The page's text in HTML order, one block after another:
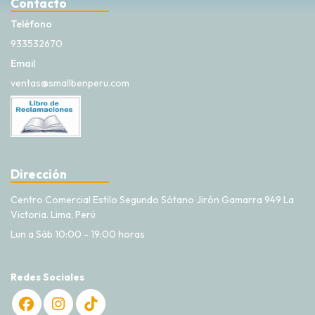
Contacto
Teléfono
933532670
Email
ventas@smallbenperu.com
Dirección
Centro Comercial Estilo Segundo Sótano Jirón Gamarra 949 La
Victoria. Lima, Perú
Lun a Sáb 10:00 - 19:00 horas
Redes Sociales